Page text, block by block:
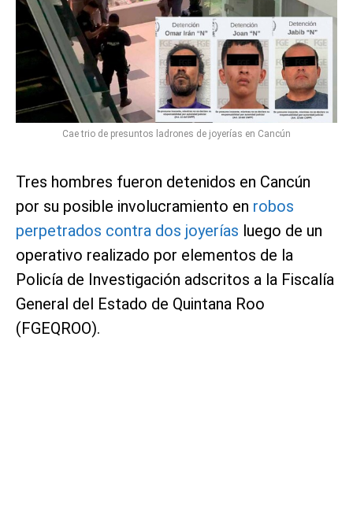
Cae trio de presuntos ladrones de joyerías en Cancún
Tres hombres fueron detenidos en Cancún
por su posible involucramiento en robos
perpetrados contra dos joyerías luego de un
operativo realizado por elementos de la
Policía de Investigación adscritos a la Fiscalía
General del Estado de Quintana Roo
(FGEQROO).